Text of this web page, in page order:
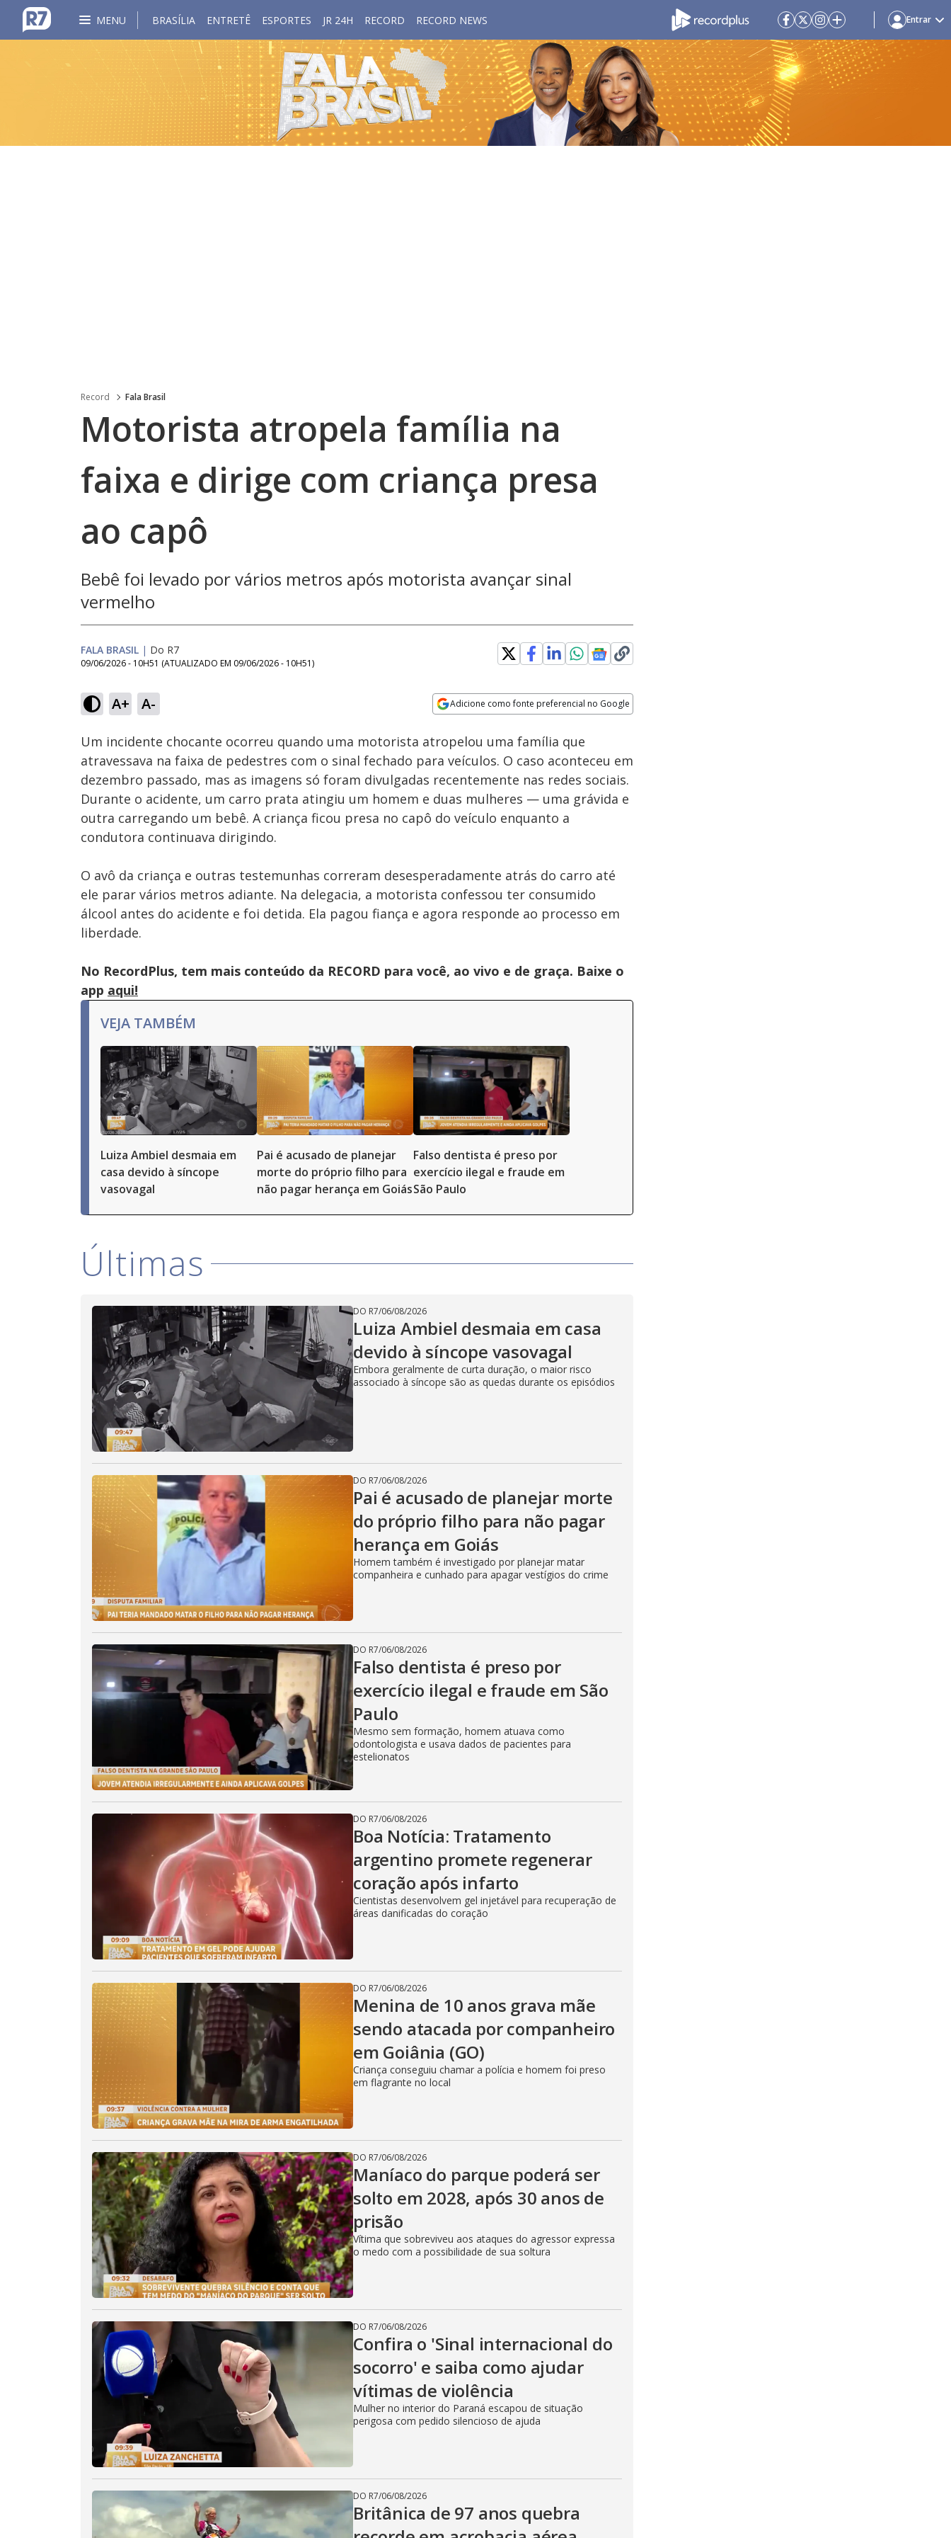
MENU BRASÍLIA ENTRETÊ ESPORTES JR 24H RECORD RECORD NEWS Entrar
Record Fala Brasil
Motorista atropela família na
faixa e dirige com criança presa
ao capô
Bebê foi levado por vários metros após motorista avançar sinal
vermelho
FALA BRASIL | Do R7
09/06/2026 - 10H51 (ATUALIZADO EM 09/06/2026 - 10H51)
A+ A- Adicione como fonte preferencial no Google
Ativar
Som
Velocidade
Um incidente chocante ocorreu quando uma motorista atropelou uma família que
atravessava na faixa de pedestres com o sinal fechado para veículos. O caso aconteceu em
dezembro passado, mas as imagens só foram divulgadas recentemente nas redes sociais.
Durante o acidente, um carro prata atingiu um homem e duas mulheres — uma grávida e
outra carregando um bebê. A criança ficou presa no capô do veículo enquanto a
condutora continuava dirigindo.
O avô da criança e outras testemunhas correram desesperadamente atrás do carro até
ele parar vários metros adiante. Na delegacia, a motorista confessou ter consumido
álcool antes do acidente e foi detida. Ela pagou fiança e agora responde ao processo em
liberdade.
No RecordPlus, tem mais conteúdo da RECORD para você, ao vivo e de graça. Baixe o
app aqui!
VEJA TAMBÉM
Luiza Ambiel desmaia em
casa devido à síncope
vasovagal
Pai é acusado de planejar
morte do próprio filho para
não pagar herança em Goiás
Falso dentista é preso por
exercício ilegal e fraude em
São Paulo
Últimas
DO R7/06/08/2026
Luiza Ambiel desmaia em casa
devido à síncope vasovagal
Embora geralmente de curta duração, o maior risco
associado à síncope são as quedas durante os episódios
DO R7/06/08/2026
Pai é acusado de planejar morte
do próprio filho para não pagar
herança em Goiás
Homem também é investigado por planejar matar
companheira e cunhado para apagar vestígios do crime
DO R7/06/08/2026
Falso dentista é preso por
exercício ilegal e fraude em São
Paulo
Mesmo sem formação, homem atuava como
odontologista e usava dados de pacientes para
estelionatos
DO R7/06/08/2026
Boa Notícia: Tratamento
argentino promete regenerar
coração após infarto
Cientistas desenvolvem gel injetável para recuperação de
áreas danificadas do coração
DO R7/06/08/2026
Menina de 10 anos grava mãe
sendo atacada por companheiro
em Goiânia (GO)
Criança conseguiu chamar a polícia e homem foi preso
em flagrante no local
DO R7/06/08/2026
Maníaco do parque poderá ser
solto em 2028, após 30 anos de
prisão
Vítima que sobreviveu aos ataques do agressor expressa
o medo com a possibilidade de sua soltura
DO R7/06/08/2026
Confira o 'Sinal internacional do
socorro' e saiba como ajudar
vítimas de violência
Mulher no interior do Paraná escapou de situação
perigosa com pedido silencioso de ajuda
DO R7/06/08/2026
Britânica de 97 anos quebra